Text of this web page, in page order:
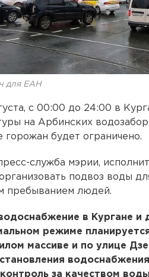
для ЕАН
с 00:00 до 24:00 в
на Арбинских
горожан будет ограничено.
служба мэрии,
подвоз воды
пребыванием людей.
в Кургане и
режиме
массиве и по улице
за качеством